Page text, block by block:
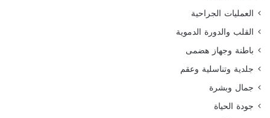
العمليات الجراحية
القلب والدورة الدموية
باطنة وجهاز هضمى
جلدية وتناسلية وعقم
جمال وبشرة
جودة الحياة